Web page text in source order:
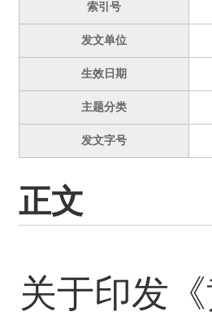
索引号
发文单位
生效日期
主题分类
发文字号
正文
关于印发